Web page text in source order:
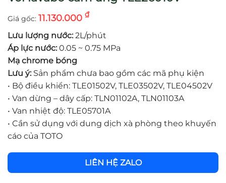
11.130.000 ₫
Lưu lượng nước: 2L/phút
Áp lực nước: 0.05 ~ 0.75 MPa
Mạ chrome bóng
Lưu ý: Sản phẩm chưa bao gồm các mã phụ kiện
• Bộ điều khiển: TLE01502V, TLE03502V, TLE04502V
• Van dừng – dây cấp: TLN01102A, TLN01103A
• Van nhiệt độ: TLE05701A
• Cần sử dụng với dung dịch xà phòng theo khuyến
cáo của TOTO
LIÊN HỆ ZALO